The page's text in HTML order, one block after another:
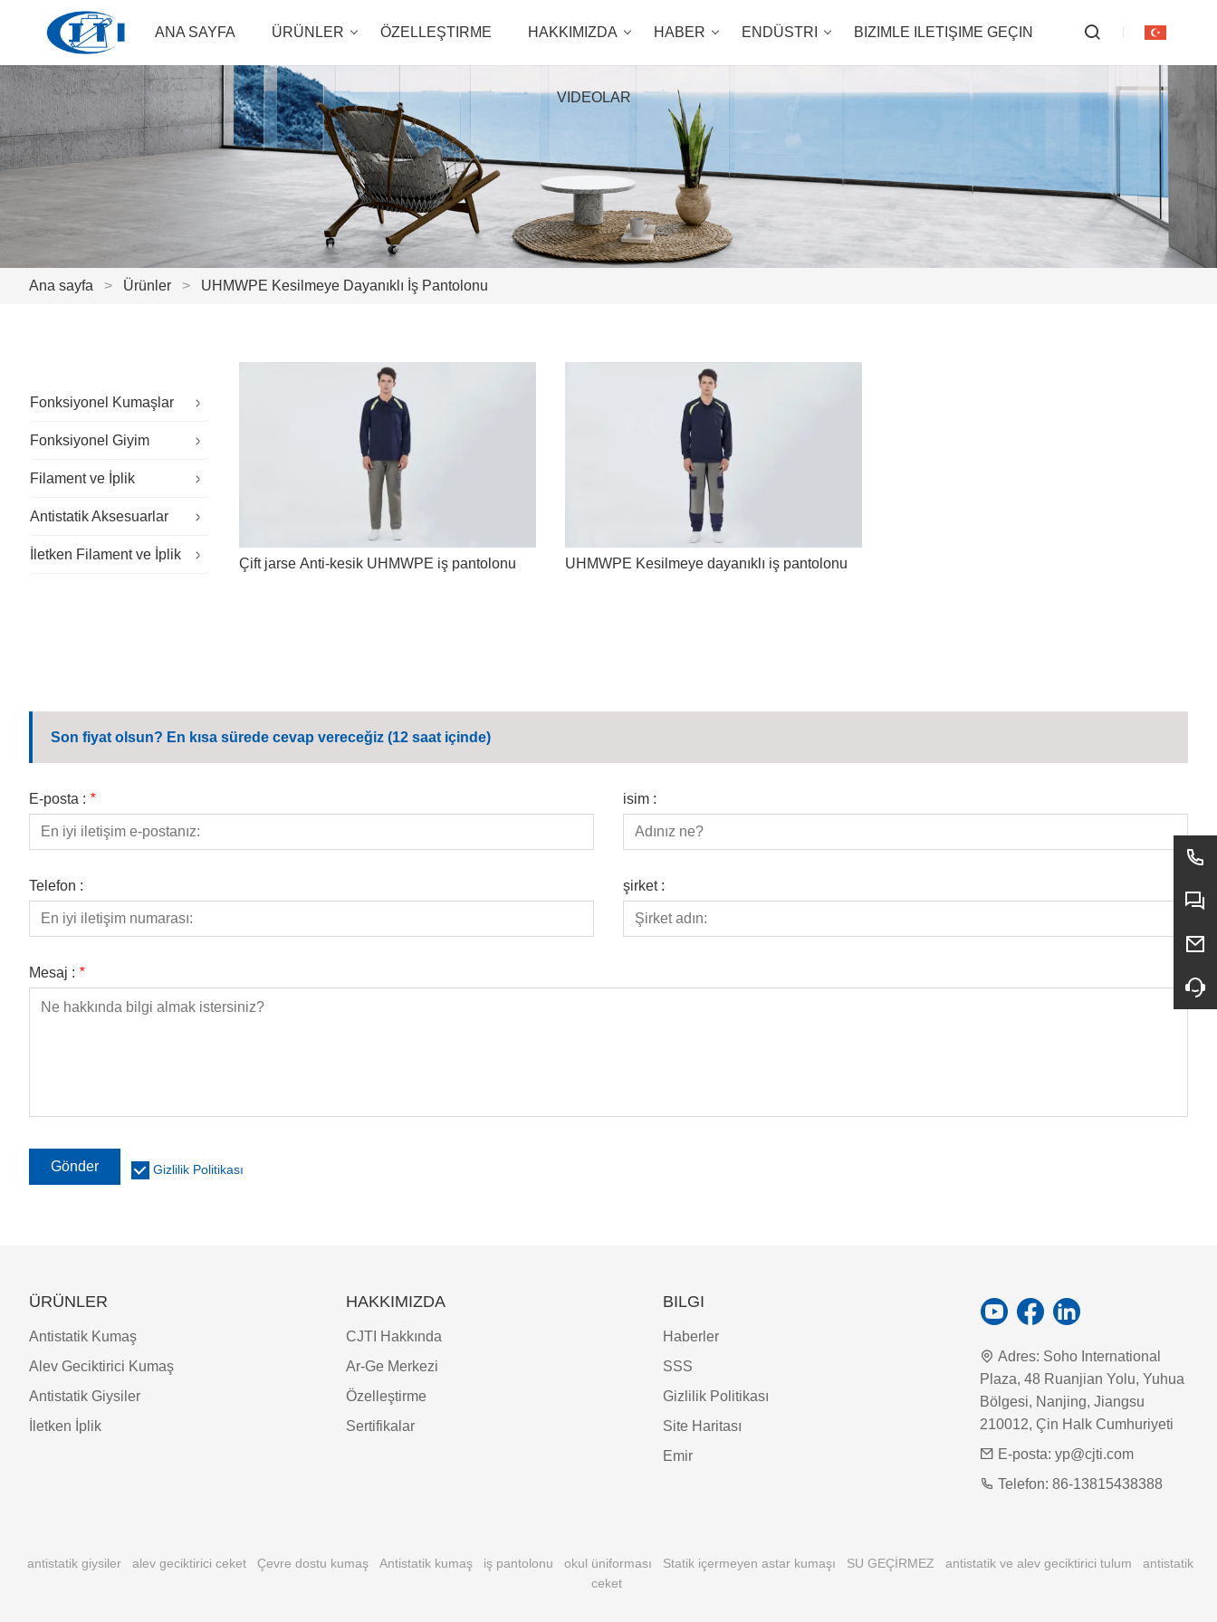
ANA SAYFA ÜRÜNLER ÖZELLEŞTIRME HAKKIMIZDA HABER ENDÜSTRI BIZIMLE ILETIŞIME GEÇIN
VIDEOLAR
Ana sayfa > Ürünler > UHMWPE Kesilmeye Dayanıklı İş Pantolonu
Fonksiyonel Kumaşlar
Özel Kumaşlar
Sürdürülebilir Kumaş
Dış Mekan Kumaşı
Fonksiyonel Giyim
Özel İş Kıyafetleri
Temiz oda kıyafetleri
Genel İş Kıyafetleri
Filament ve İplik
Alev Geciktirici İplik
Antistatik Aksesuarlar
Antistatik Eldivenler
İletken Filament ve İplik
Çift jarse Anti-kesik UHMWPE iş pantolonu UHMWPE Kesilmeye dayanıklı iş pantolonu
Son fiyat olsun? En kısa sürede cevap vereceğiz (12 saat içinde)
E-posta : * isim :
Telefon : şirket :
Mesaj : *
Gönder Gizlilik Politikası
ÜRÜNLER
Antistatik Kumaş
Alev Geciktirici Kumaş
Antistatik Giysiler
İletken İplik
HAKKIMIZDA
CJTI Hakkında
Ar-Ge Merkezi
Özelleştirme
Sertifikalar
BILGI
Haberler
SSS
Gizlilik Politikası
Site Haritası
Emir
Adres: Soho International
Plaza, 48 Ruanjian Yolu, Yuhua
Bölgesi, Nanjing, Jiangsu
210012, Çin Halk Cumhuriyeti
E-posta: yp@cjti.com
Telefon: 86-13815438388
antistatik giysiler alev geciktirici ceket Çevre dostu kumaş Antistatik kumaş iş pantolonu okul üniforması Statik içermeyen astar kumaşı SU GEÇİRMEZ antistatik ve alev geciktirici tulum
antistatik
ceket